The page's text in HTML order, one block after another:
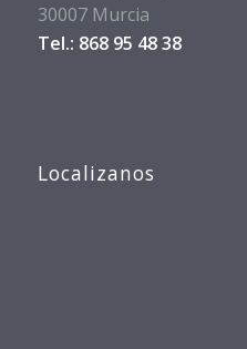
30007 Murcia
Tel.: 868 95 48 38
Localizanos